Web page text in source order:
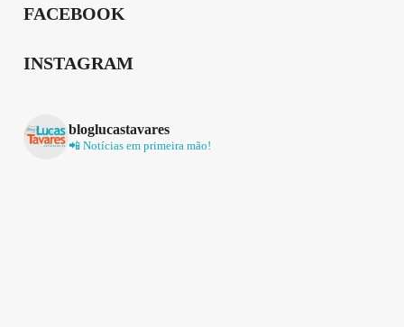
FACEBOOK
INSTAGRAM
bloglucastavares
📲 Notícias em primeira mão!